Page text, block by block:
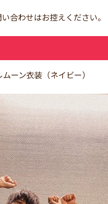
合わせはお控えください。
ーン衣装（ネイビー）